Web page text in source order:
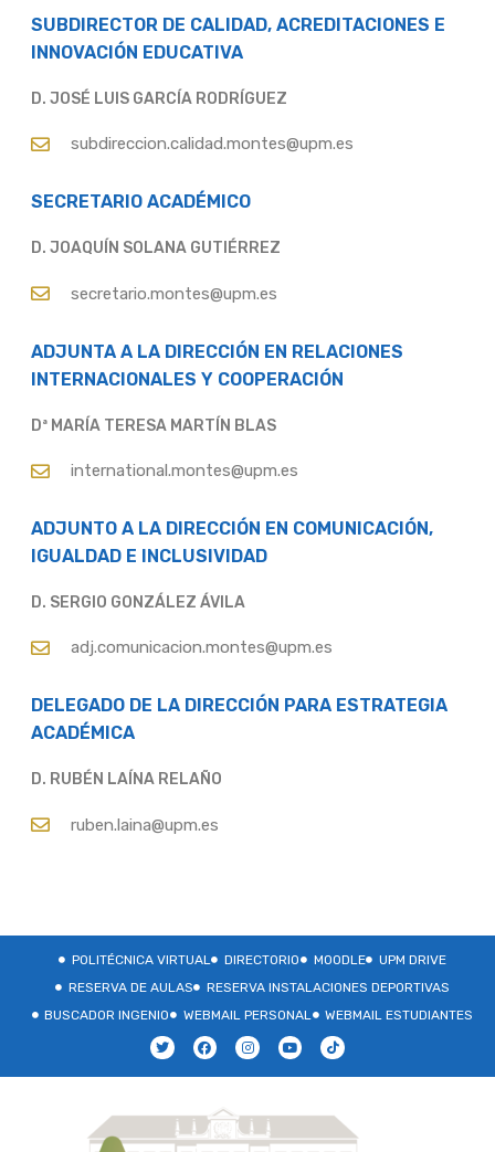
SUBDIRECTOR DE CALIDAD, ACREDITACIONES E
INNOVACIÓN EDUCATIVA
D. JOSÉ LUIS GARCÍA RODRÍGUEZ
subdireccion.calidad.montes@upm.es
SECRETARIO ACADÉMICO
D. JOAQUÍN SOLANA GUTIÉRREZ
secretario.montes@upm.es
ADJUNTA A LA DIRECCIÓN EN RELACIONES
INTERNACIONALES Y COOPERACIÓN
Dª MARÍA TERESA MARTÍN BLAS
international.montes@upm.es
ADJUNTO A LA DIRECCIÓN EN COMUNICACIÓN,
IGUALDAD E INCLUSIVIDAD
D. SERGIO GONZÁLEZ ÁVILA
adj.comunicacion.montes@upm.es
DELEGADO DE LA DIRECCIÓN PARA ESTRATEGIA
ACADÉMICA
D. RUBÉN LAÍNA RELAÑO
ruben.laina@upm.es
POLITÉCNICA VIRTUAL DIRECTORIO MOODLE
UPM DRIVE
RESERVA DE AULAS
RESERVA INSTALACIONES DEPORTIVAS
BUSCADOR INGENIO
WEBMAIL PERSONAL WEBMAIL ESTUDIANTES